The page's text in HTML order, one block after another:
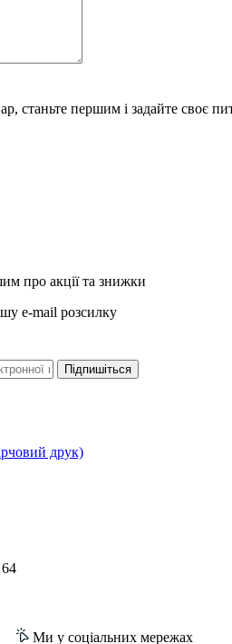
станьте першим і задайте своє
про акції та знижки
e-mail розсилку
Підпишіться
друк)
Ми у соціальних мережах